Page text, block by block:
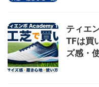
ティエ
TFは買
ズ感・